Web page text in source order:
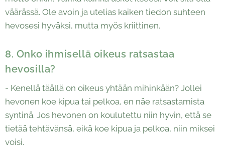
väärässä. Ole avoin ja utelias kaiken tiedon suhteen
hevosesi hyväksi, mutta myös kriittinen.
8. Onko ihmisellä oikeus ratsastaa
hevosilla?
- Kenellä täällä on oikeus yhtään mihinkään? Jollei
hevonen koe kipua tai pelkoa, en näe ratsastamista
syntinä. Jos hevonen on koulutettu niin hyvin, että se
tietää tehtävänsä, eikä koe kipua ja pelkoa, niin miksei
voisi.